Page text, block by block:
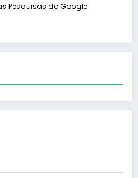
Pesquisas do Google